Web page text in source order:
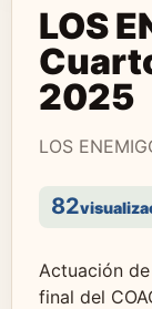
LOS
2025
LOS
82
Actuación de
final del